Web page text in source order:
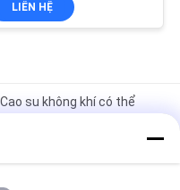
LIÊN HỆ
su không khí có thể
For Golden Dragon